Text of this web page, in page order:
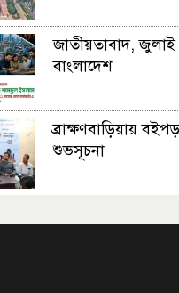
জাতীয়তাবাদ,
বাংলাদেশ
ব্রাক্ষণবাড়িয়ায়
শুভসূচনা